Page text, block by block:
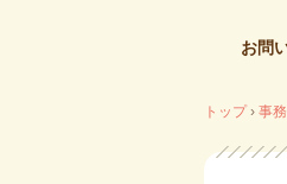
お問
トップ › 事